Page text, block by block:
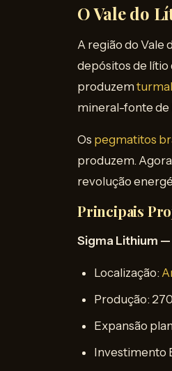
O Vale do
A região do Vale
depósitos de lítio
produzem
mineral-fonte de
Os pegmatitos
produzem.
revolução
Principais
Sigma Lithium
Localização:
Produção:
Expansão
Investimento